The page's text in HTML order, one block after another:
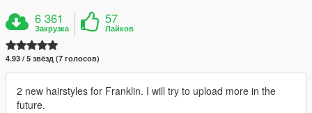
6 361
Закрузка
57
Лайков
4.93 / 5 звёзд (7 голосов)
2 new hairstyles for Franklin. I will try to upload more in the
future.